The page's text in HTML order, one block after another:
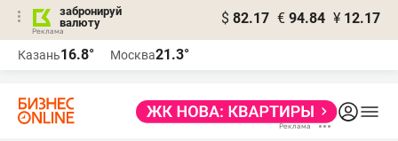
забронируй
валюту
$ 82.17 € 94.84 ¥ 12.17
Казань16.8° Москва21.3°